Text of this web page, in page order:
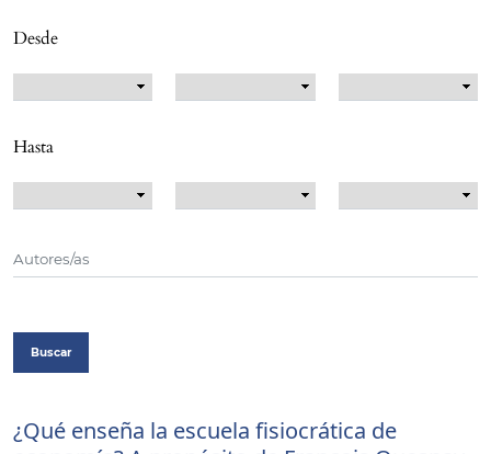
Desde
Hasta
Buscar
¿Qué enseña la escuela fisiocrática de